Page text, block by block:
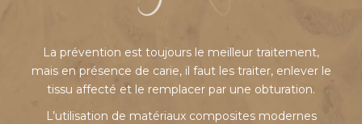
La prévention est toujours le meilleur traitement,
mais en présence de carie, il faut les traiter, enlever le
tissu affecté et le remplacer par une obturation.
L’utilisation de matériaux composites modernes